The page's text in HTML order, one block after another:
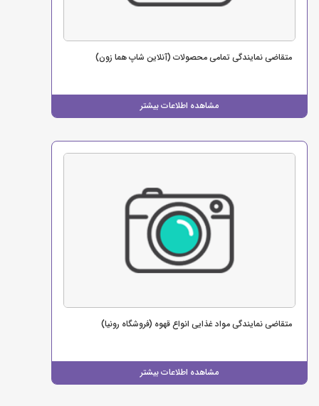
مشاهده اطلاعات بیشتر
متقاضی نمایندگی تمامی محصولات (آنلاین شاپ هما زون)
مشاهده اطلاعات بیشتر
متقاضی نمایندگی مواد غذایی انواع قهوه (فروشگاه رونیا)